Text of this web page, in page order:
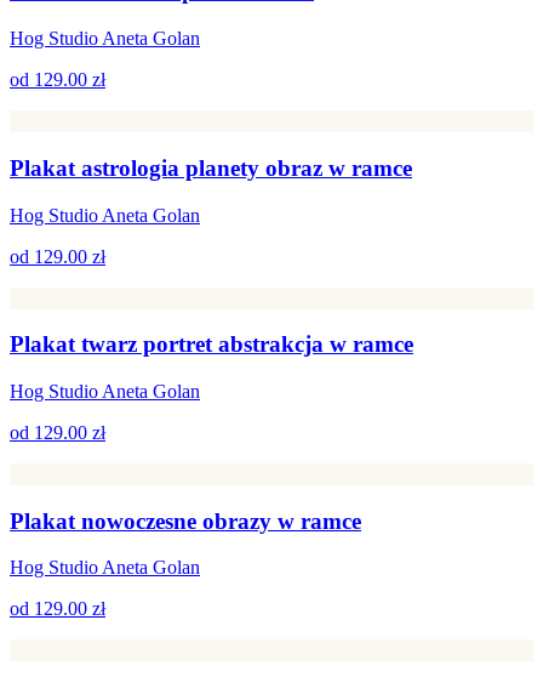
Hog Studio Aneta Golan
od 129.00 zł
Plakat astrologia planety obraz w ramce
Hog Studio Aneta Golan
od 129.00 zł
Plakat twarz portret abstrakcja w ramce
Hog Studio Aneta Golan
od 129.00 zł
Plakat nowoczesne obrazy w ramce
Hog Studio Aneta Golan
od 129.00 zł